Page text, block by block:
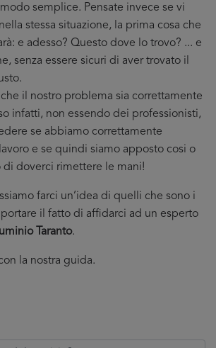
semplice. Pensate invece se vi
stessa situazione, la prima cosa che
e adesso? Questo dove lo trovo? ... e
senza essere sicuri di aver trovato il
che il nostro problema sia correttamente
infatti, non essendo dei professionisti,
se abbiamo correttamente
e se quindi siamo apposto cosi o
di doverci rimettere le mani!
farci un’idea di quelli che sono i
il fatto di affidarci ad un esperto
Taranto.
la nostra guida.